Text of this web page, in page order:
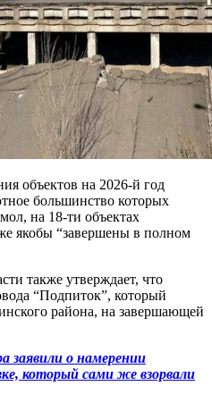
объектов на 2026-й год
большинство которых
на 18-ти объектах
якобы “завершены в полном
также утверждает, что
“Подпиток”, который
района, на завершающей
заявили о намерении
который сами же взорвали